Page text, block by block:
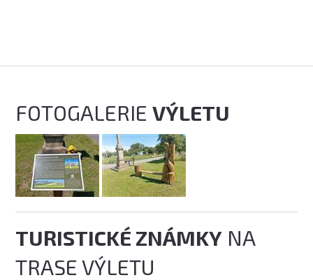
FOTOGALERIEVÝLETU
TURISTICKÉ ZNÁMKY NA
TRASE VÝLETU